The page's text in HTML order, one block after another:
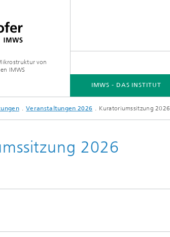
von
IMWS
IMWS - DAS INSTITUT
Veranstaltungen 2026 Kuratoriumssitzung 2026
2026